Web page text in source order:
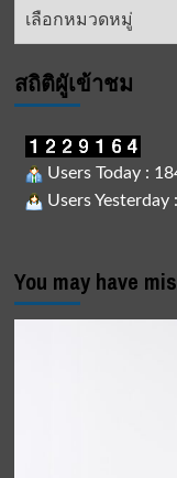
หัวข้อ
สถิติผูัเข้าชม
Users Today :
Users Yesterday
You may have